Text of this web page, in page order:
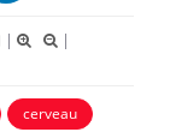
|
|
cerveau